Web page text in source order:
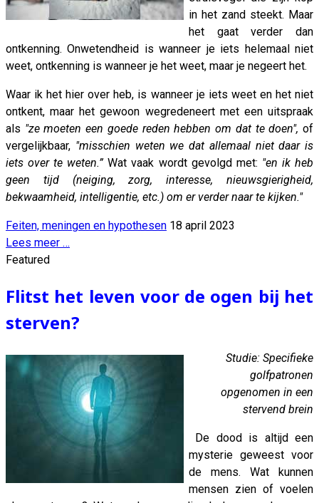
in het zand steekt. Maar
het gaat verder dan
ontkenning. Onwetendheid is wanneer je iets helemaal niet
weet, ontkenning is wanneer je het weet, maar je negeert het.
Waar ik het hier over heb, is wanneer je iets weet en het niet
ontkent, maar het gewoon wegredeneert met een uitspraak
als "ze moeten een goede reden hebben om dat te doen", of
vergelijkbaar, "misschien weten we dat allemaal niet daar is
iets over te weten.”Wat vaak wordt gevolgd met: "en ik heb
geen tijd (neiging, zorg, interesse, nieuwsgierigheid,
bekwaamheid, intelligentie, etc.) om er verder naar te kijken."
Feiten, meningen en hypothesen 18 april 2023
Lees meer …
Featured
Flitst het leven voor de ogen bij het
sterven?
Studie: Specifieke
golfpatronen
opgenomen in een
stervend brein
De dood is altijd een
mysterie geweest voor
de mens. Wat kunnen
mensen zien of voelen